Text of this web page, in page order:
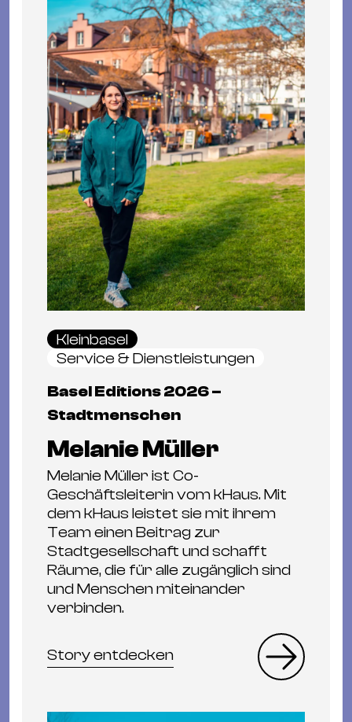
Kleinbasel
Service & Dienstleistungen
Basel Editions 2026 –
Stadtmenschen
Melanie Müller
Melanie Müller ist Co-
Geschäftsleiterin vom kHaus. Mit
dem kHaus leistet sie mit ihrem
Team einen Beitrag zur
Stadtgesellschaft und schafft
Räume, die für alle zugänglich sind
und Menschen miteinander
verbinden.
Story entdecken